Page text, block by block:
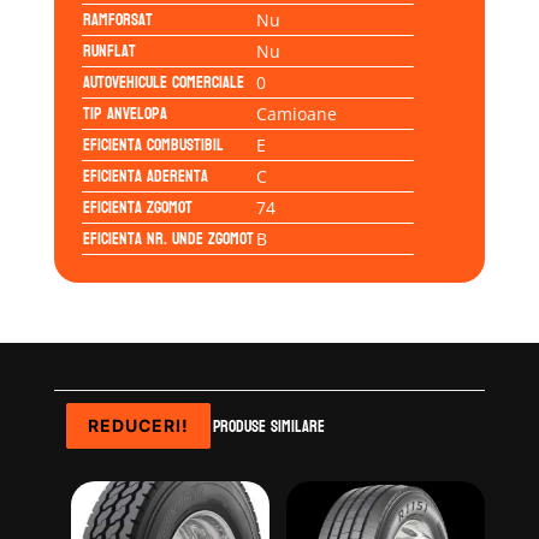
Ramforsat Nu
Runflat Nu
Autovehicule comerciale 0
Tip anvelopa Camioane
Eficienta Combustibil E
Eficienta Aderenta C
Eficienta Zgomot 74
Eficienta Nr. Unde ZgomotB
Produse similare
REDUCERI!
REDUCERI!
REDUCERI!
REDUCERI!